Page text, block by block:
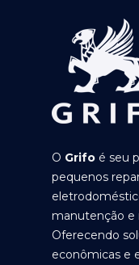
O Grifo é seu
pequenos
manutenção e
Oferecendo
econômicas e